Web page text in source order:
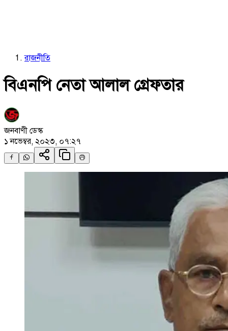
রাজনীতি
বিএনপি নেতা আলাল গ্রেফতার
জনবাণী ডেস্ক
১ নভেম্বর, ২০২৩, ০৭:২৭